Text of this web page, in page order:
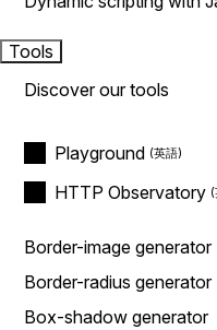
Tools
Discover our tools
Playground
HTTP Observatory
Border-image generator
Border-radius generator
Box-shadow generator